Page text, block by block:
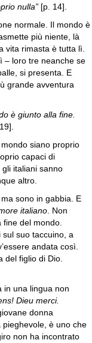
nulla” [p. 14].
normale. Il mondo è
più niente, là
vita rimasta è tutta lì.
– loro tre neanche se
si presenta. E
grande avventura
è giunto alla fine.
siano proprio
capaci di
italiani sanno
altro.
sono in gabbia. E
italiano . Non
del mondo.
suo taccuino, a
andata così.
del figlio di Dio.
in una lingua non
Dieu merci.
donna
è uno che
non ha incontrato